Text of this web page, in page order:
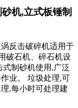
机,立式板锤制
反击破碎机适用于
破石机、碎石机设
制砂机使用,广泛
业。 垃圾处理,可
,每小时可处理建